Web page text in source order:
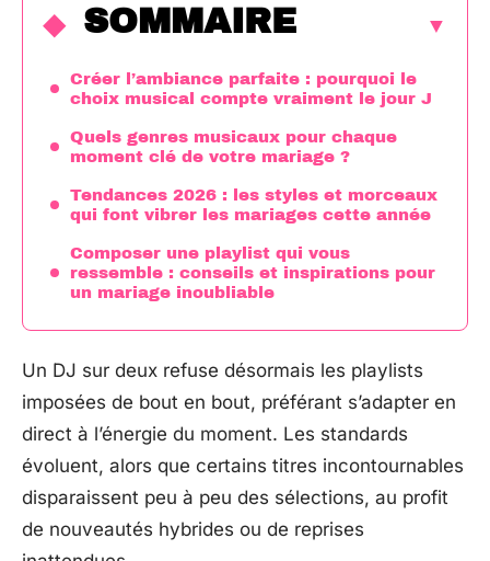
SOMMAIRE
Créer l’ambiance parfaite : pourquoi le
choix musical compte vraiment le jour J
Quels genres musicaux pour chaque
moment clé de votre mariage ?
Tendances 2026 : les styles et morceaux
qui font vibrer les mariages cette année
Composer une playlist qui vous
ressemble : conseils et inspirations pour
un mariage inoubliable
Un DJ sur deux refuse désormais les playlists
imposées de bout en bout, préférant s’adapter en
direct à l’énergie du moment. Les standards
évoluent, alors que certains titres incontournables
disparaissent peu à peu des sélections, au profit
de nouveautés hybrides ou de reprises